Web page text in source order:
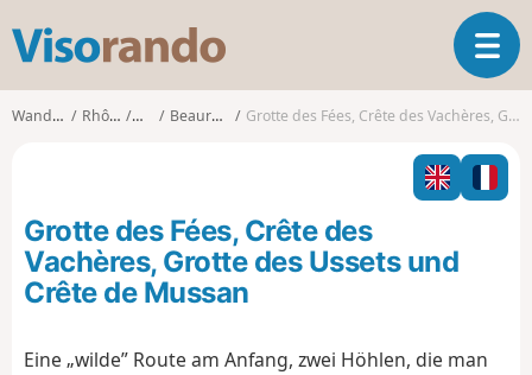
s
o
T
o
g
l
n
t
Wanderungen Rhône-Alpes DrômeBeauregard-Baret Grotte des Fées, Crête des Vachères, Grotte des Ussets und Crête de Mussan
Grotte des Fées, Crête des
Vachères, Grotte des Ussets und
Crête de Mussan
Eine „wilde” Route am Anfang, zwei Höhlen, die man